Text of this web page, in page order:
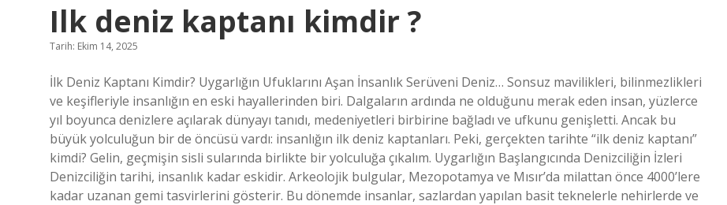
Ilk deniz kaptanı kimdir ?
Tarih: Ekim 14, 2025
İlk Deniz Kaptanı Kimdir? Uygarlığın Ufuklarını Aşan İnsanlık Serüveni Deniz… Sonsuz mavilikleri, bilinmezlikleri
ve keşifleriyle insanlığın en eski hayallerinden biri. Dalgaların ardında ne olduğunu merak eden insan, yüzlerce
yıl boyunca denizlere açılarak dünyayı tanıdı, medeniyetleri birbirine bağladı ve ufkunu genişletti. Ancak bu
büyük yolculuğun bir de öncüsü vardı: insanlığın ilk deniz kaptanları. Peki, gerçekten tarihte “ilk deniz kaptanı”
kimdi? Gelin, geçmişin sisli sularında birlikte bir yolculuğa çıkalım. Uygarlığın Başlangıcında Denizciliğin İzleri
Denizciliğin tarihi, insanlık kadar eskidir. Arkeolojik bulgular, Mezopotamya ve Mısır’da milattan önce 4000’lere
kadar uzanan gemi tasvirlerini gösterir. Bu dönemde insanlar, sazlardan yapılan basit teknelerle nehirlerde ve